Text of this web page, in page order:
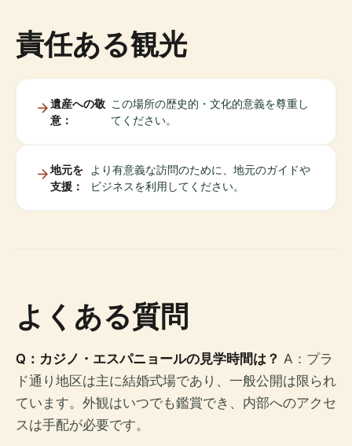
責任ある観光
遺産への敬
意：
この場所の歴史的・文化的意義を尊重し
てください。
地元を
支援：
より有意義な訪問のために、地元のガイドや
ビジネスを利用してください。
よくある質問
Q：カジノ・エスパニョールの見学時間は？ A：プラ
ド通り地区は主に結婚式場であり、一般公開は限られ
ています。外観はいつでも鑑賞でき、内部へのアクセ
スは手配が必要です。